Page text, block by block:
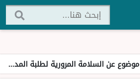
موضوع عن السلامة المرورية لطلبة المدارس